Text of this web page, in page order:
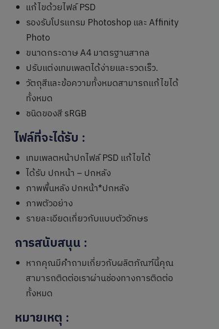
แก้ไขด้วยไฟล์ PSD
รองรับโปรแกรม Photoshop และ Affinity
Photo
ขนาดกระดาษ A4 มาตรฐานสากล
ปรับแต่งเทมเพลตได้ง่ายและรวดเร็ว.
วัตถุสีและข้อความทั้งหมดสามารถแก้ไขได้
ทั้งหมด
ชนิดของสี sRGB
ไฟล์ที่จะได้รับ :
เทมเพลตหน้าปกไฟล์ PSD แก้ไขได้
ได้รับ ปกหน้า – ปกหลัง
ภาพพื้นหลัง ปกหน้า*ปกหลัง
ภาพตัวอย่าง
รายละเอียดเกี่ยวกับแบบตัวอักษร
การสนับสนุน :
หากคุณมีคำถามเกี่ยวกับผลิตภัณฑ์นี้คุณ
สามารถติดต่อเราผ่านช่องทางการติดต่อ
ทั้งหมด
หมายเหตุ :